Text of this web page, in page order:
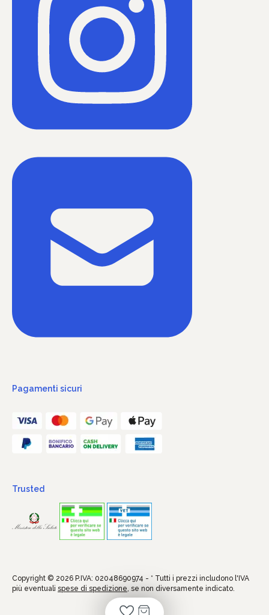
Pagamenti sicuri
Trusted
Copyright © 2026 P.IVA: 02048690974 - * Tutti i prezzi includono l'IVA
più eventuali spese di spedizione, se non diversamente indicato.